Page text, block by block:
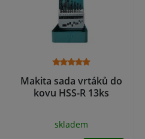
Makita sada vrtáků do
kovu HSS-R 13ks
skladem